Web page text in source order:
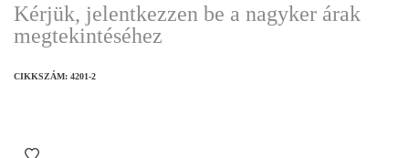
Kérjük, jelentkezzen be a nagyker árak
megtekintéséhez
CIKKSZÁM: 4201-2